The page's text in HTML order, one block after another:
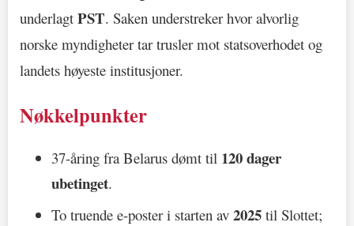
underlagt PST. Saken understreker hvor alvorlig
norske myndigheter tar trusler mot statsoverhodet og
landets høyeste institusjoner.
Nøkkelpunkter
37-åring fra Belarus dømt til 120 dager
ubetinget.
To truende e-poster i starten av 2025 til Slottet;